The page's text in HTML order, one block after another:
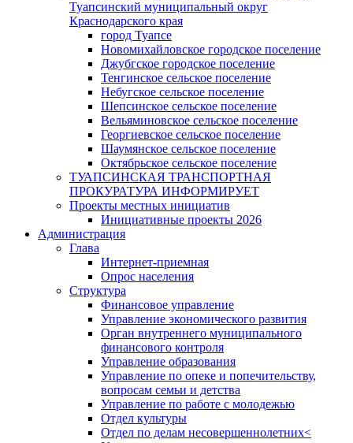
Туапсинский муниципальный округ
Краснодарского края
город Туапсе
Новомихайловское городское поселение
Джубгское городское поселение
Тенгинское сельское поселение
Небугское сельское поселение
Шепсинское сельское поселение
Вельяминовское сельское поселение
Георгиевское сельское поселение
Шаумянское сельское поселение
Октябрьское сельское поселение
ТУАПСИНСКАЯ ТРАНСПОРТНАЯ
ПРОКУРАТУРА ИНФОРМИРУЕТ
Проекты местных инициатив
Инициативные проекты 2026
Администрация
Глава
Интернет-приемная
Опрос населения
Структура
Финансовое управление
Управление экономического развития
Орган внутреннего муниципального
финансового контроля
Управление образования
Управление по опеке и попечительству,
вопросам семьи и детства
Управление по работе с молодежью
Отдел культуры
Отдел по делам несовершеннолетних<